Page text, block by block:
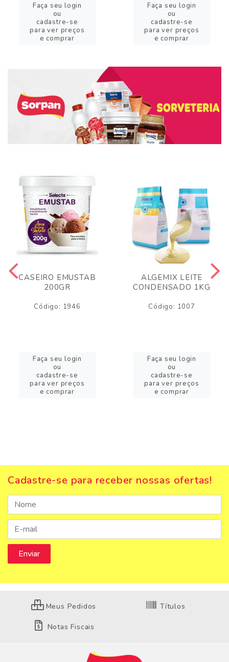
Faça seu login
ou
cadastre-se
para ver preços
e comprar
Faça seu login
ou
cadastre-se
para ver preços
e comprar
CASEIRO EMUSTAB
200GR
Código: 1946
Faça seu login
ou
cadastre-se
para ver preços
e comprar
ALGEMIX LEITE
CONDENSADO 1KG
Código: 1007
Faça seu login
ou
cadastre-se
para ver preços
e comprar
Cadastre-se para receber nossas ofertas!
Meus Pedidos Títulos
Notas Fiscais